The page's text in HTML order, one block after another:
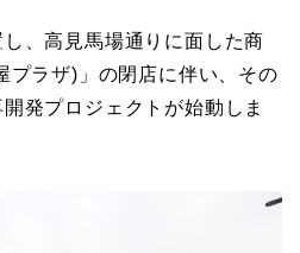
、高見馬場通りに面した商
プラザ)」の閉店に伴い、その
発プロジェクトが始動しま